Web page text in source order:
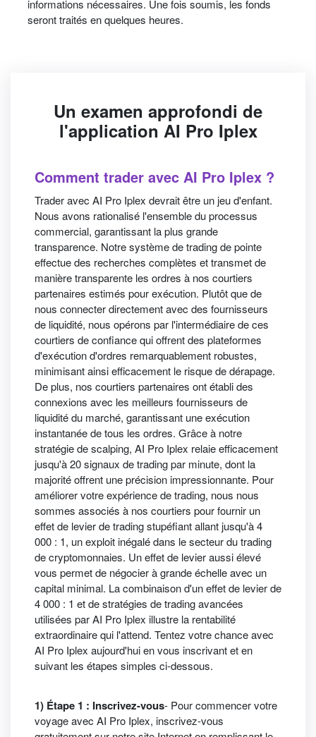
informations nécessaires. Une fois soumis, les fonds
seront traités en quelques heures.
Un examen approfondi de
l'application AI Pro Iplex
Comment trader avec AI Pro Iplex ?
Trader avec AI Pro Iplex devrait être un jeu d'enfant.
Nous avons rationalisé l'ensemble du processus
commercial, garantissant la plus grande
transparence. Notre système de trading de pointe
effectue des recherches complètes et transmet de
manière transparente les ordres à nos courtiers
partenaires estimés pour exécution. Plutôt que de
nous connecter directement avec des fournisseurs
de liquidité, nous opérons par l'intermédiaire de ces
courtiers de confiance qui offrent des plateformes
d'exécution d'ordres remarquablement robustes,
minimisant ainsi efficacement le risque de dérapage.
De plus, nos courtiers partenaires ont établi des
connexions avec les meilleurs fournisseurs de
liquidité du marché, garantissant une exécution
instantanée de tous les ordres. Grâce à notre
stratégie de scalping, AI Pro Iplex relaie efficacement
jusqu'à 20 signaux de trading par minute, dont la
majorité offrent une précision impressionnante. Pour
améliorer votre expérience de trading, nous nous
sommes associés à nos courtiers pour fournir un
effet de levier de trading stupéfiant allant jusqu'à 4
000 : 1, un exploit inégalé dans le secteur du trading
de cryptomonnaies. Un effet de levier aussi élevé
vous permet de négocier à grande échelle avec un
capital minimal. La combinaison d'un effet de levier de
4 000 : 1 et de stratégies de trading avancées
utilisées par AI Pro Iplex illustre la rentabilité
extraordinaire qui l'attend. Tentez votre chance avec
AI Pro Iplex aujourd'hui en vous inscrivant et en
suivant les étapes simples ci-dessous.
1) Étape 1 : Inscrivez-vous- Pour commencer votre
voyage avec AI Pro Iplex, inscrivez-vous